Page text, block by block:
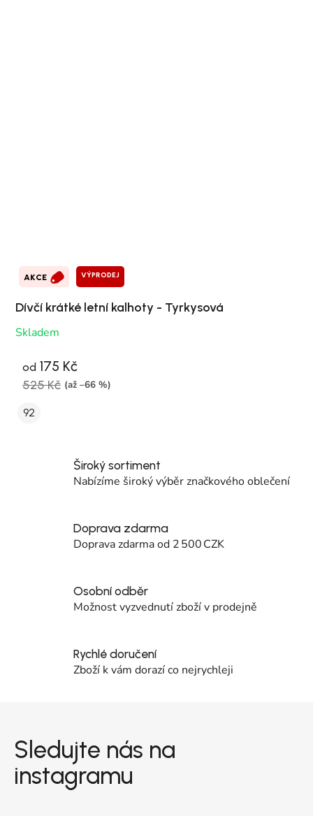
AKCE VÝPRODEJ
Dívčí krátké letní kalhoty - Tyrkysová
Skladem
od 175 Kč
525 Kč (až –66 %)
92
Široký sortiment
Nabízíme široký výběr značkového oblečení
Doprava zdarma
Doprava zdarma od 2 500 CZK
Osobní odběr
Možnost vyzvednutí zboží v prodejně
Rychlé doručení
Zboží k vám dorazí co nejrychleji
Sledujte nás na
instagramu